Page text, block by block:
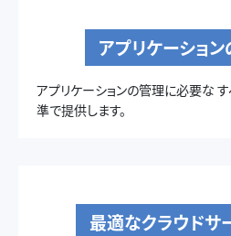
アプリケーショ
アプリケーションの管理に必要な
準で提供します。
最適なクラウドサ